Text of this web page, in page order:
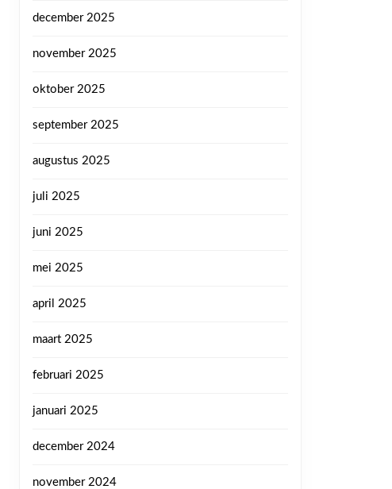
december 2025
november 2025
oktober 2025
september 2025
augustus 2025
juli 2025
juni 2025
mei 2025
april 2025
maart 2025
februari 2025
januari 2025
december 2024
november 2024